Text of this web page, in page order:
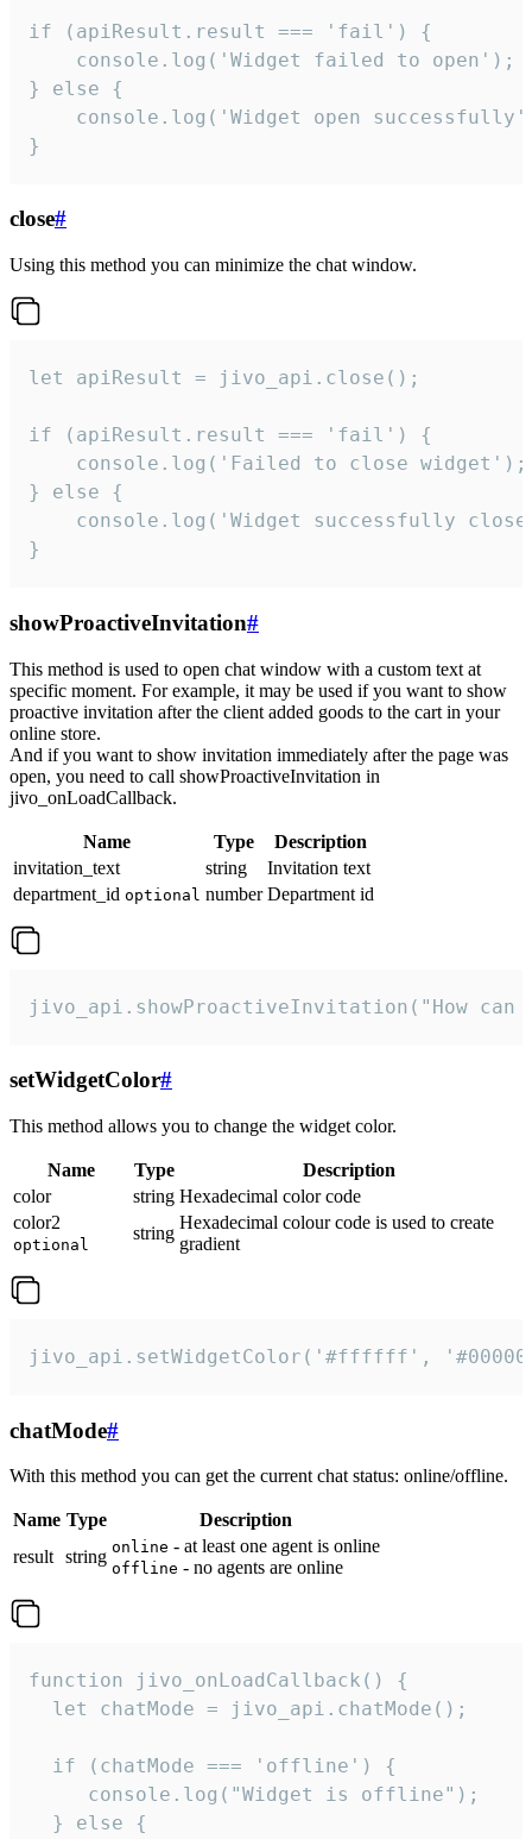
if (apiResult.result === 'fail') {
    console.log('Widget failed to open');
} else {
console.log('Widget open
}
close#
Using this method you can minimize the chat window.
let apiResult = jivo_api.close();
if (apiResult.result === 'fail') {
    console.log('Failed to close widget');
} else {
console.log('Widget successfully
}
showProactiveInvitation#
This method is used to open chat window with a custom text at
specific moment. For example, it may be used if you want to show
proactive invitation after the client added goods to the cart in your
online store.
And if you want to show invitation immediately after the page was
open, you need to call showProactiveInvitation in
jivo_onLoadCallback.
Name Type
Description
invitation_text
string
Invitation text
department_id optional number Department id
jivo_api.showProactiveInvitation("How
setWidgetColor#
This method allows you to change the widget color.
Name Type
Description
color
string Hexadecimal color code
color2
optional
string
Hexadecimal colour code is used to create
gradient
jivo_api.setWidgetColor('#ffffff',
chatMode#
With this method you can get the current chat status: online/offline.
Name Type
Description
result string online - at least one agent is online
offline - no agents are online
function jivo_onLoadCallback() {
  let chatMode = jivo_api.chatMode();
  if (chatMode === 'offline') {
     console.log("Widget is offline");
  } else {